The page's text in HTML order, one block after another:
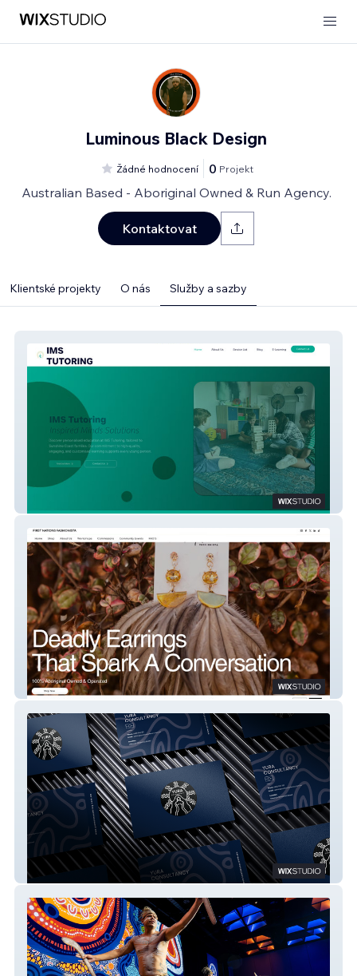
Luminous Black Design
Žádné hodnocení 0 Projekt
Australian Based - Aboriginal Owned & Run Agency.
Kontaktovat
Klientské projekty O nás Služby a sazby
FNF Australia
Yura Consultancy